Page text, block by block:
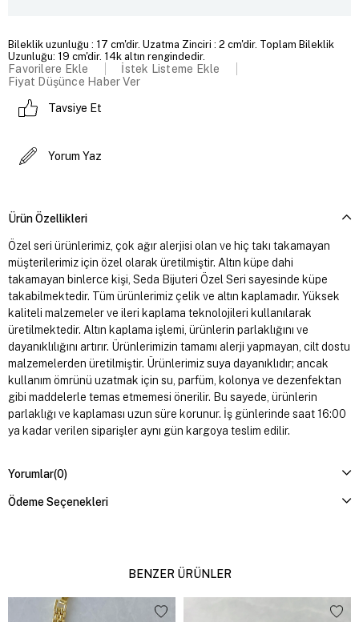
Bileklik uzunluğu : 17 cm'dir. Uzatma Zinciri : 2 cm'dir. Toplam Bileklik
Uzunluğu: 19 cm'dir. 14k altın rengindedir.
Favorilere Ekle
İstek Listeme Ekle
Fiyat Düşünce Haber Ver
Tavsiye Et
Yorum Yaz
Ürün Özellikleri
Özel seri ürünlerimiz, çok ağır alerjisi olan ve hiç takı takamayan
müşterilerimiz için özel olarak üretilmiştir. Altın küpe dahi
takamayan binlerce kişi, Seda Bijuteri Özel Seri sayesinde küpe
takabilmektedir. Tüm ürünlerimiz çelik ve altın kaplamadır. Yüksek
kaliteli malzemeler ve ileri kaplama teknolojileri kullanılarak
üretilmektedir. Altın kaplama işlemi, ürünlerin parlaklığını ve
dayanıklılığını artırır. Ürünlerimizin tamamı alerji yapmayan, cilt dostu
malzemelerden üretilmiştir. Ürünlerimiz suya dayanıklıdır; ancak
kullanım ömrünü uzatmak için su, parfüm, kolonya ve dezenfektan
gibi maddelerle temas etmemesi önerilir. Bu sayede, ürünlerin
parlaklığı ve kaplaması uzun süre korunur. İş günlerinde saat 16:00
ya kadar verilen siparişler aynı gün kargoya teslim edilir.
Yorumlar(0)
Ödeme Seçenekleri
BENZER ÜRÜNLER